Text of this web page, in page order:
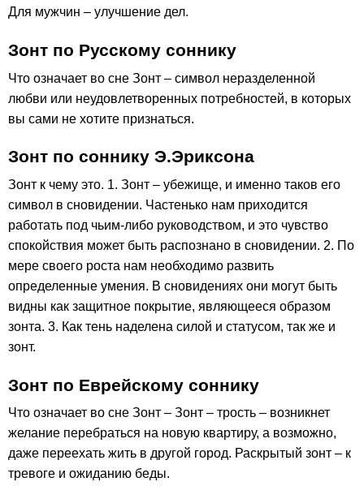
Для мужчин – улучшение дел.
Зонт по Русскому соннику
Что означает во сне Зонт – символ неразделенной
любви или неудовлетворенных потребностей, в которых
вы сами не хотите признаться.
Зонт по соннику Э.Эриксона
Зонт к чему это. 1. Зонт – убежище, и именно таков его
символ в сновидении. Частенько нам приходится
работать под чьим-либо руководством, и это чувство
спокойствия может быть распознано в сновидении. 2. По
мере своего роста нам необходимо развить
определенные умения. В сновидениях они могут быть
видны как защитное покрытие, являющееся образом
зонта. 3. Как тень наделена силой и статусом, так же и
зонт.
Зонт по Еврейскому соннику
Что означает во сне Зонт – Зонт – трость – возникнет
желание перебраться на новую квартиру, а возможно,
даже переехать жить в другой город. Раскрытый зонт – к
тревоге и ожиданию беды.